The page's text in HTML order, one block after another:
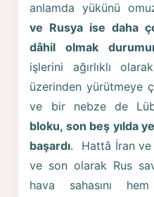
anlamda yükünü
ve Rusya ise daha
dâhil olmak
işlerini ağırlıklı
üzerinden yürütmeye
ve bir nebze de
bloku, son beş yılda
başardı. Hattâ İran ve
ve son olarak Rus
hava sahasını